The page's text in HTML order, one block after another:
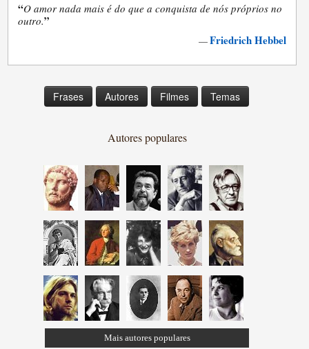
“O amor nada mais é do que a conquista de nós próprios no
outro.”
—Friedrich Hebbel
Frases Autores Filmes Temas
Autores populares
Mais autores populares